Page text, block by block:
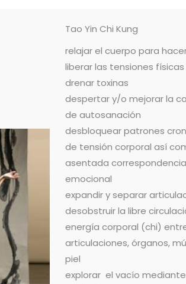
Tao Yin Chi Kung
relajar el cuerpo para
liberar las tensiones físicas
drenar toxinas
despertar y/o mejorar la
de autosanación
desbloquear patrones
de tensión corporal así
asentada correspondencia
emocional
expandir y separar
desobstruir la libre
energía corporal (chi)
articulaciones, órganos,
piel
explorar el vacío